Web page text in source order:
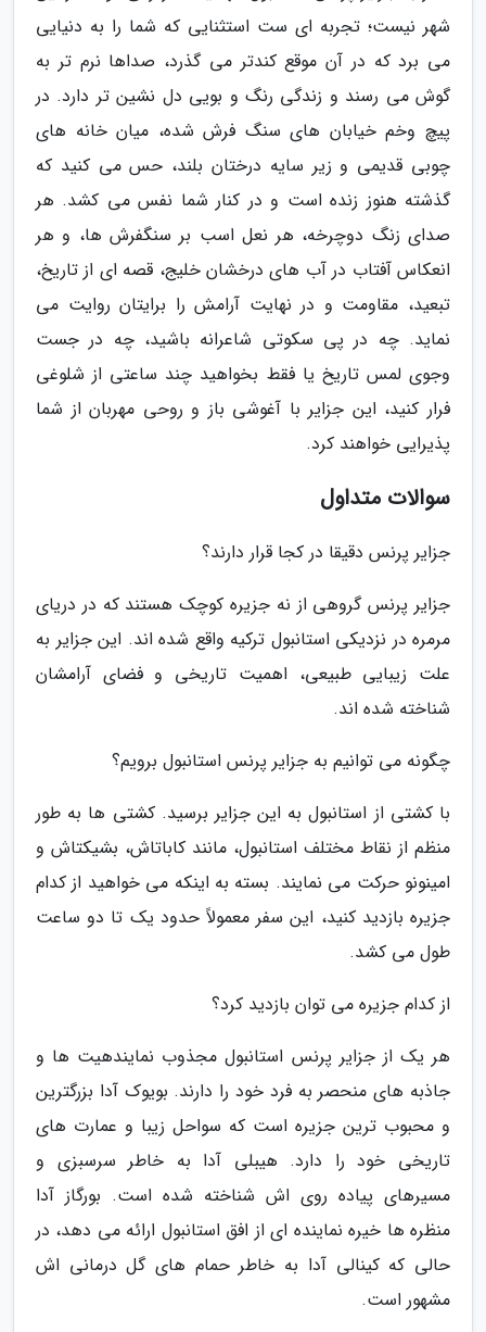
شهر نیست؛ تجربه ای ست استثنایی که شما را به دنیایی
می برد که در آن موقع کندتر می گذرد، صداها نرم تر به
گوش می رسند و زندگی رنگ و بویی دل نشین تر دارد. در
پیچ وخم خیابان های سنگ فرش شده، میان خانه های
چوبی قدیمی و زیر سایه درختان بلند، حس می کنید که
گذشته هنوز زنده است و در کنار شما نفس می کشد. هر
صدای زنگ دوچرخه، هر نعل اسب بر سنگفرش ها، و هر
انعکاس آفتاب در آب های درخشان خلیج، قصه ای از تاریخ،
تبعید، مقاومت و در نهایت آرامش را برایتان روایت می
نماید. چه در پی سکوتی شاعرانه باشید، چه در جست
وجوی لمس تاریخ یا فقط بخواهید چند ساعتی از شلوغی
فرار کنید، این جزایر با آغوشی باز و روحی مهربان از شما
پذیرایی خواهند کرد.
سوالات متداول
جزایر پرنس دقیقا در کجا قرار دارند؟
جزایر پرنس گروهی از نه جزیره کوچک هستند که در دریای
مرمره در نزدیکی استانبول ترکیه واقع شده اند. این جزایر به
علت زیبایی طبیعی، اهمیت تاریخی و فضای آرامشان
شناخته شده اند.
چگونه می توانیم به جزایر پرنس استانبول برویم؟
با کشتی از استانبول به این جزایر برسید. کشتی ها به طور
منظم از نقاط مختلف استانبول، مانند کاباتاش، بشیکتاش و
امینونو حرکت می نمایند. بسته به اینکه می خواهید از کدام
جزیره بازدید کنید، این سفر معمولاً حدود یک تا دو ساعت
طول می کشد.
از کدام جزیره می توان بازدید کرد؟
هر یک از جزایر پرنس استانبول مجذوب نمایندهیت ها و
جاذبه های منحصر به فرد خود را دارند. بویوک آدا بزرگترین
و محبوب ترین جزیره است که سواحل زیبا و عمارت های
تاریخی خود را دارد. هیبلی آدا به خاطر سرسبزی و
مسیرهای پیاده روی اش شناخته شده است. بورگاز آدا
منظره ها خیره نماینده ای از افق استانبول ارائه می دهد، در
حالی که کینالی آدا به خاطر حمام های گل درمانی اش
مشهور است.